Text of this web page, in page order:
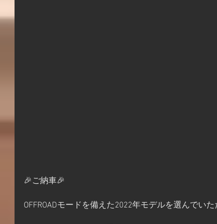
🎉ご納車🎉
OFFROADモードを備えた2022年モデルを選んでい